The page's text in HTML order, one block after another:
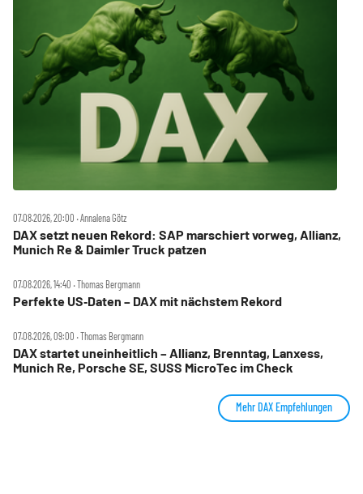
07.08.2026, 20:00 ‧ Annalena Götz
DAX setzt neuen Rekord: SAP marschiert vorweg, Allianz,
Munich Re & Daimler Truck patzen
07.08.2026, 14:40 ‧ Thomas Bergmann
Perfekte US‑Daten – DAX mit nächstem Rekord
07.08.2026, 09:00 ‧ Thomas Bergmann
DAX startet uneinheitlich – Allianz, Brenntag, Lanxess,
Munich Re, Porsche SE, SUSS MicroTec im Check
Mehr DAX Empfehlungen